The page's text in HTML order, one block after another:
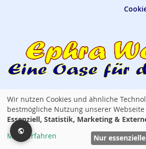
Ephra World Shop —verbindet ·
Copyright © 2014 - 2026 Ephra World. Alle
reserved. Powered by Lemmy
Wir nutzen Cookies und ähnliche
bestmögliche Nutzung unserer
Essenziell, Statistik, Marketing &
Mehr erfahren
Nur essenzielle